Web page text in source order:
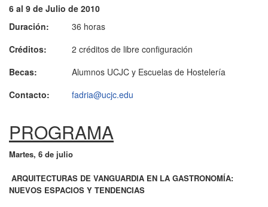
6 al 9 de Julio de 2010
Duración:
36 horas
Créditos:
2 créditos de libre configuración
Becas:
Alumnos UCJC y Escuelas de Hostelería
Contacto:
fadria@ucjc.edu
PROGRAMA
Martes, 6 de julio
ARQUITECTURAS DE VANGUARDIA EN LA GASTRONOMÍA:
NUEVOS ESPACIOS Y TENDENCIAS